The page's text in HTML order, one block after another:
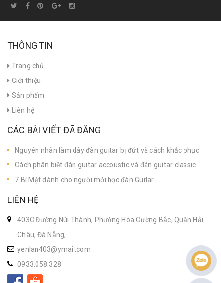
THÔNG TIN
Trang chủ
Giới thiệu
Sản phẩm
Liên hệ
CÁC BÀI VIẾT ĐÃ ĐĂNG
Nguyên nhân làm dây đàn guitar bị đứt và cách khắc phục
Cách phân biệt đàn guitar accoustic và đàn guitar classic
7 Bí Mật dành cho người mới học đàn Guitar
LIÊN HỆ
403C Đường Núi Thành, Phường Hòa Cường Bắc, Quận Hải
Châu, Đà Nẵng,
yenlan403@ymail.com
0933.058.328